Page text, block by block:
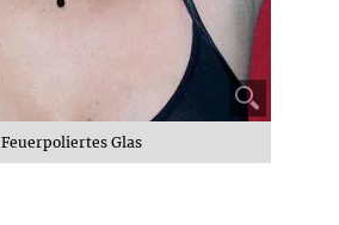
Feuerpoliertes Glas